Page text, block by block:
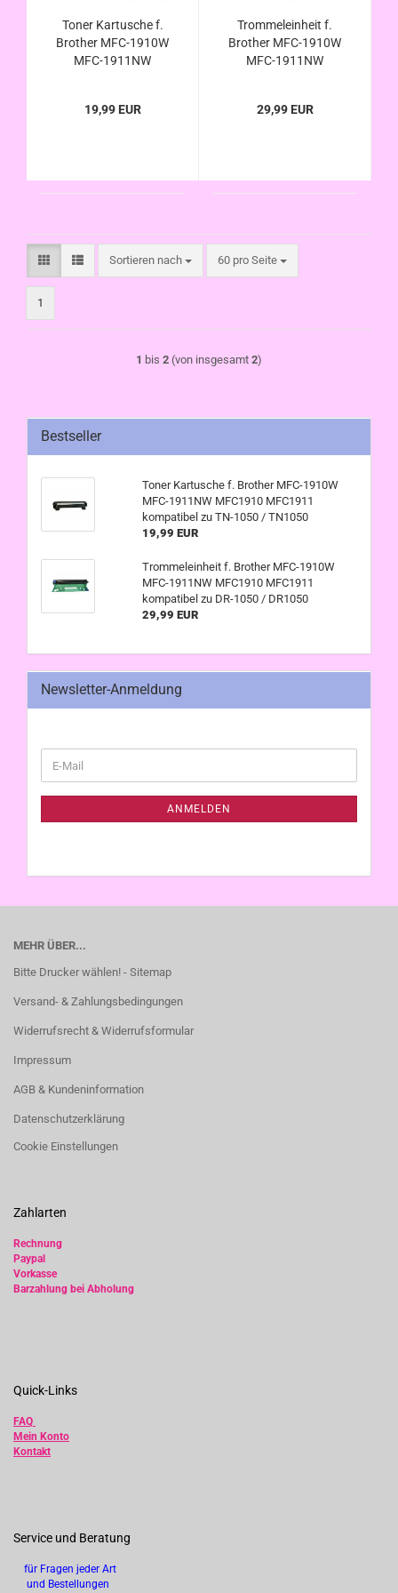
Toner Kartusche f.
Brother MFC-1910W
MFC-1911NW
1050 / TN1050
19,99 EUR
Trommeleinheit f.
Brother MFC-1910W
MFC-1911NW
1050 / DR1050
29,99 EUR
Sortieren nach
Sortieren nach 60 pro Seite
pro Seite
1
1 bis 2 (von insgesamt 2)
Bestseller
Toner Kartusche f. Brother MFC-1910W
MFC-1911NW MFC1910 MFC1911
kompatibel zu TN-1050 / TN1050
19,99 EUR
Trommeleinheit f. Brother MFC-1910W
MFC-1911NW MFC1910 MFC1911
kompatibel zu DR-1050 / DR1050
29,99 EUR
Newsletter-Anmeldung
ZUR
E-
Mail
ANMELDEN
MEHR ÜBER...
Bitte Drucker wählen! - Sitemap
Versand- & Zahlungsbedingungen
Widerrufsrecht & Widerrufsformular
Impressum
AGB & Kundeninformation
Datenschutzerklärung
Cookie Einstellungen
Zahlarten
Rechnung
Paypal
Vorkasse
Barzahlung bei Abholung
Quick-Links
FAQ
Mein Konto
Kontakt
Service und Beratung
für Fragen jeder Art
und Bestellungen